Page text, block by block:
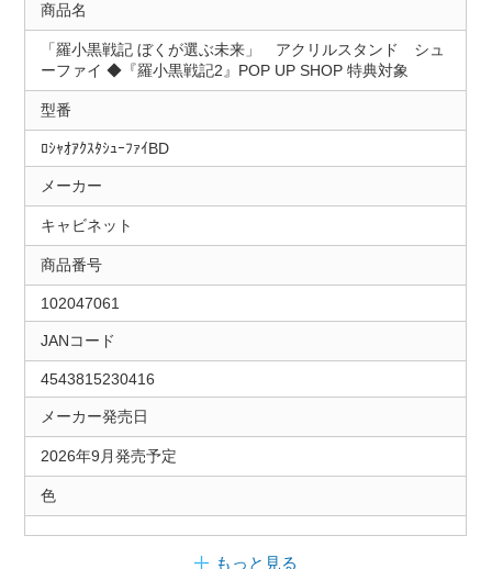
商品名
「羅小黒戦記 ぼくが選ぶ未来」 アクリルスタンド シュ
ーファイ ◆『羅小黒戦記2』POP UP SHOP 特典対象
型番
ﾛｼｬｵｱｸｽﾀｼｭｰﾌｧｲBD
メーカー
キャビネット
商品番号
102047061
JANコード
4543815230416
メーカー発売日
2026年9月発売予定
色
もっと見る